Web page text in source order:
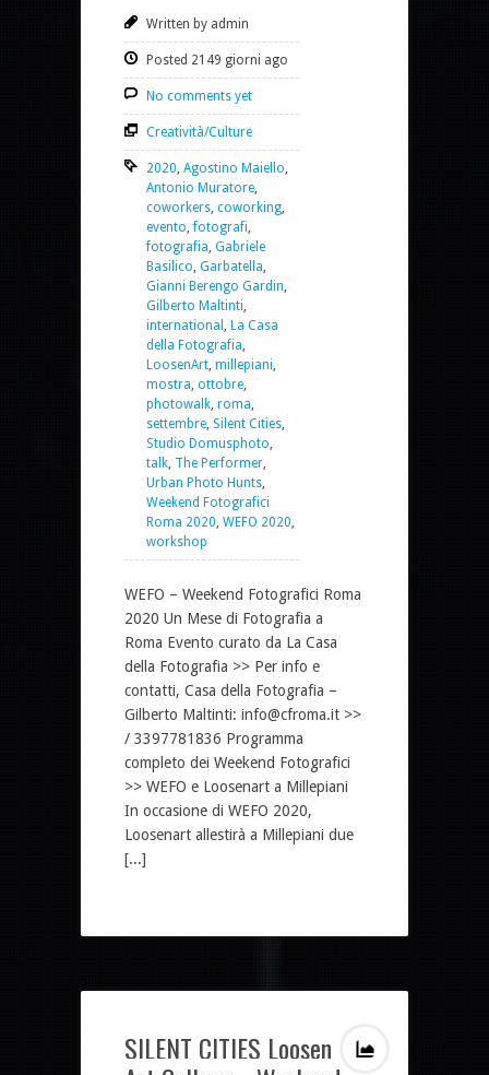
Written by admin
Posted 2149 giorni ago
No comments yet
Creatività/Culture
2020 Agostino Maiello
Antonio Muratore
coworkers coworking
evento ,fotografi
fotografia Gabriele
Basilico Garbatella
Gianni Berengo Gardin
Gilberto Maltinti
international
La Casa
della Fotografia
LoosenArt millepiani
mostra ottobre
photowalk roma
settembre Silent Cities
Studio Domusphoto
talk The Performer
Urban Photo Hunts
Weekend Fotografici
Roma 2020 WEFO 2020
workshop
WEFO – Weekend Fotografici Roma
2020 Un Mese di Fotografia a
Roma Evento curato da La Casa
della Fotografia >> Per info e
contatti, Casa della Fotografia –
Gilberto Maltinti: info@cfroma.it >>
/ 3397781836 Programma
completo dei Weekend Fotografici
>> WEFO e Loosenart a Millepiani
In occasione di WEFO 2020,
Loosenart allestirà a Millepiani due
[...]
SILENT CITIES Loosen